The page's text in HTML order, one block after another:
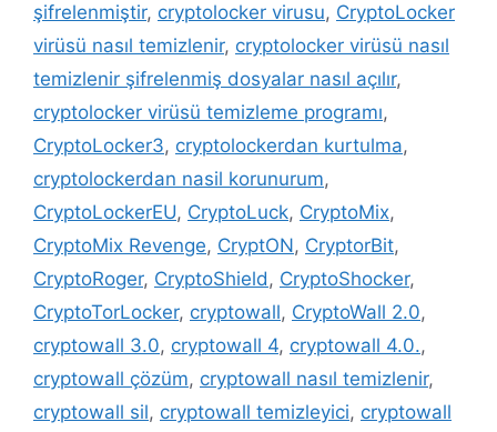
şifrelenmiştir, cryptolocker virusu, CryptoLocker
virüsü nasıl temizlenir, cryptolocker virüsü nasıl
temizlenir şifrelenmiş dosyalar nasıl açılır,
cryptolocker virüsü temizleme programı,
CryptoLocker3, cryptolockerdan kurtulma,
cryptolockerdan nasil korunurum,
CryptoLockerEU, CryptoLuck, CryptoMix,
CryptoMix Revenge, CryptON, CryptorBit,
CryptoRoger, CryptoShield, CryptoShocker,
CryptoTorLocker, cryptowall, CryptoWall 2.0,
cryptowall 3.0, cryptowall 4, cryptowall 4.0.,
cryptowall çözüm, cryptowall nasıl temizlenir,
cryptowall sil, cryptowall temizleyici, cryptowall